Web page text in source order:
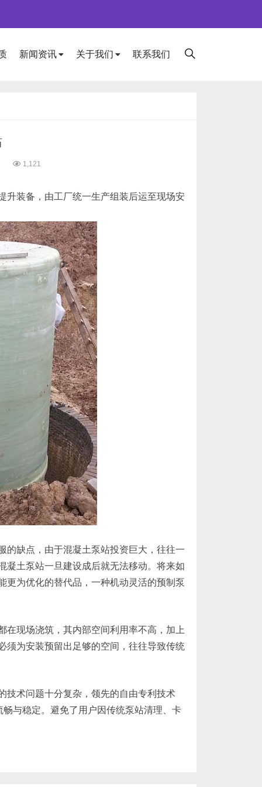
新闻资讯 关于我们 联系我们
1,121
升装备，由工厂统一生产组装后运至现场安
的缺点，由于混凝土泵站投资巨大，往往一
凝土泵站一旦建设成后就无法移动。将来如
更为优化的替代品，一种机动灵活的预制泵
在现场浇筑，其内部空间利用率不高，加上
须为安装预留出足够的空间，往往导致传统
技术问题十分复杂，领先的自由专利技术
与稳定。避免了用户因传统泵站清理、卡